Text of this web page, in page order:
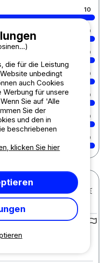
10
10
10
10
10
10
10
-
:
cool, teactiv7des
die für die Leistung
unbedingt
auch Cookies
für unsere
Sie auf 'Alle
Sie der
und den in
beschriebenen
klicken Sie hier